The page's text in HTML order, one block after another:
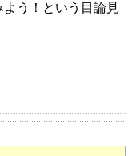
う！という目論見